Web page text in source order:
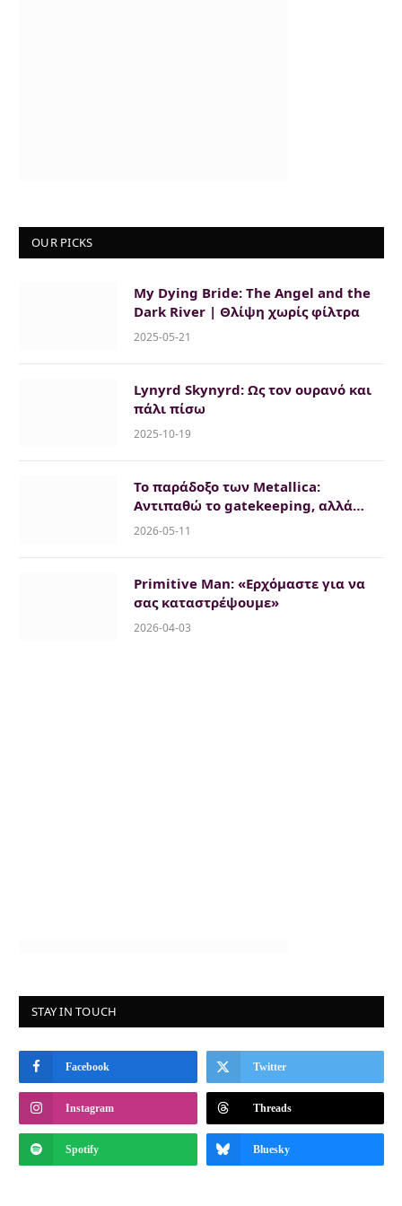
OUR PICKS
My Dying Bride: The Angel and the
Dark River | Θλίψη χωρίς φίλτρα
2025-05-21
Lynyrd Skynyrd: Ως τον ουρανό και
πάλι πίσω
2025-10-19
Το παράδοξο των Metallica:
Αντιπαθώ το gatekeeping, αλλά…
2026-05-11
Primitive Man: «Ερχόμαστε για να
σας καταστρέψουμε»
2026-04-03
STAY IN TOUCH
Facebook Twitter
Instagram Threads
Spotify Bluesky